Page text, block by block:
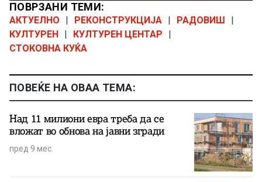
ПОВРЗАНИ ТЕМИ:
АКТУЕЛНО | РЕКОНСТРУКЦИЈА | РАДОВИШ
|
КУЛТУРЕН | КУЛТУРЕН ЦЕНТАР
|
СТОКОВНА КУЌА
ПОВЕЌЕ НА ОВАА ТЕМА:
Над 11 милиони евра треба да се
вложат во обнова на јавни згради
пред 9 мес.